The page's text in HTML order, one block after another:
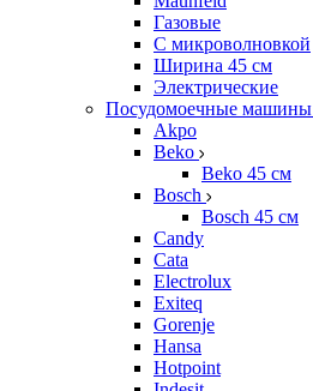
Газовые
С микроволновкой
Ширина 45 см
Электрические
Посудомоечные машины
Akpo
Beko
Beko 45 см
Bosch
Bosch 45 см
Candy
Cata
Electrolux
Exiteq
Gorenje
Hansa
Hotpoint